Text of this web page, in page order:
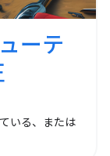
ーテ
いる、または